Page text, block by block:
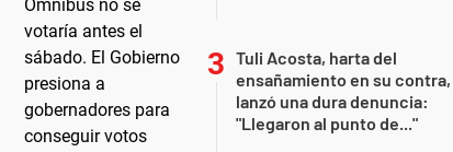
Tuli Acosta, harta del
ensañamiento en su contra,
lanzó una dura denuncia:
"Llegaron al punto de..."